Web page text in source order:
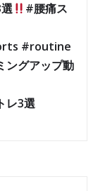
#腰痛ス
#routine
ングアップ動
レ3選